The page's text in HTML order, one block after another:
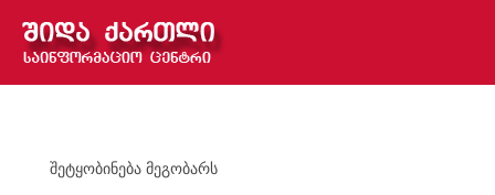
შეტყობინება მეგობარს